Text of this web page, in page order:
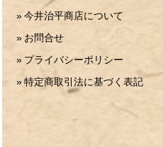
今井治平商店について
お問合せ
プライバシーポリシー
特定商取引法に基づく表記